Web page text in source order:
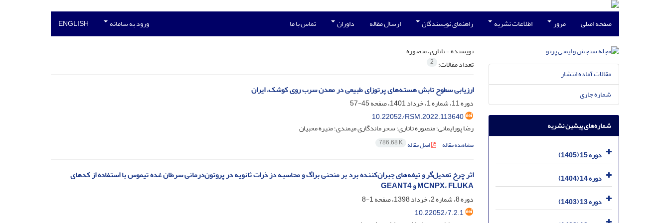
صفحه اصلی مرور اطلاعات نشریه راهنمای نویسندگان ارسال مقاله داوران تماس با ما ورود به سامانه ENGLISH
نویسنده =تاتاری، منصوره
تعداد مقالات: 2
ارزیابی سطوح تابش هسته‌های پرتوزای طبیعی در معدن سرب روی کوشک، ایران
دوره 11، شماره 1، خرداد 1401، صفحه
45-57
10.22052/RSM.2022.113640
رضا پورایمانی؛ منصوره تاتاری؛ سحر ماندگاری میمندی؛ منیره محبیان
مشاهده مقاله اصل مقاله 786.68 K
اثر چرخ تعدیل‌گر و تیغه‌های جبران‌کننده برد بر منحنی براگ و محاسبه دز ذرات ثانویه در پروتون‌درمانی سرطان غده تیموس با استفاده از کدهای
MCNPX، FLUKA و GEANT4
دوره 8، شماره 2، خرداد 1398، صفحه
1-8
10.22052/7.2.1
مقالات آماده انتشار
شماره جاری
شماره‌های پیشین نشریه
دوره 15 (1405)
دوره 14 (1404)
دوره 13 (1403)